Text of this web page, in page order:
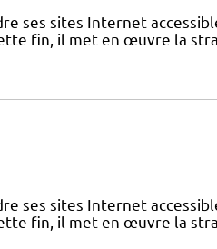
ses sites Internet
fin, il met en œuvre la
ses sites Internet
fin, il met en œuvre la